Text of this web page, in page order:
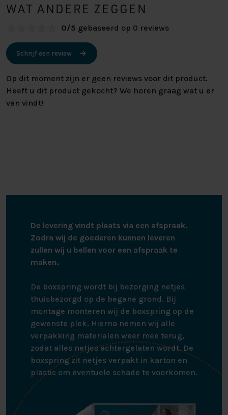
WAT ANDERE ZEGGEN
0/5 gebaseerd op 0 reviews
Schrijf een review
Op dit moment zijn er geen reviews voor dit product.
Heeft u dit product gekocht? We horen graag wat u er
van vindt!
De levering vindt plaats via een afspraak.
Zodra wij de goederen kunnen leveren
zullen wij u bellen voor een afspraak te
maken.
De boxspring wordt bij bezorging netjes
thuisbezorgd op de begane grond. Bij
montage monteren wij de boxspring op de
gewenste plek. Hierna nemen wij alle
verpakking materialen weer mee terug,
zodat alles netjes achtergelaten wordt. De
boxspring zit netjes verpakt in karton en
plastic om eventuele schade te voorkomen.